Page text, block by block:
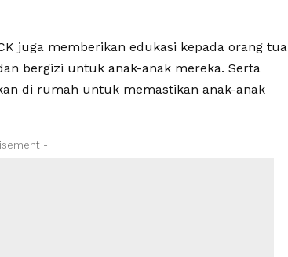
juga memberikan edukasi kepada orang tua
bergizi untuk anak-anak mereka. Serta
di rumah untuk memastikan anak-anak
-